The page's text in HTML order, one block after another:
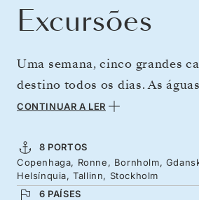
Excursões
Uma semana, cinco grandes
destino todos os dias. As
repletas de história
impérios medievais e
lutar pelo controlo. De
Estocolmo, encontrará a
CONTINUAR A LER
8 PORTOS
Copenhaga, Ronne, Bornholm,
Helsínquia, Tallinn, Stockholm
6 PAÍSES